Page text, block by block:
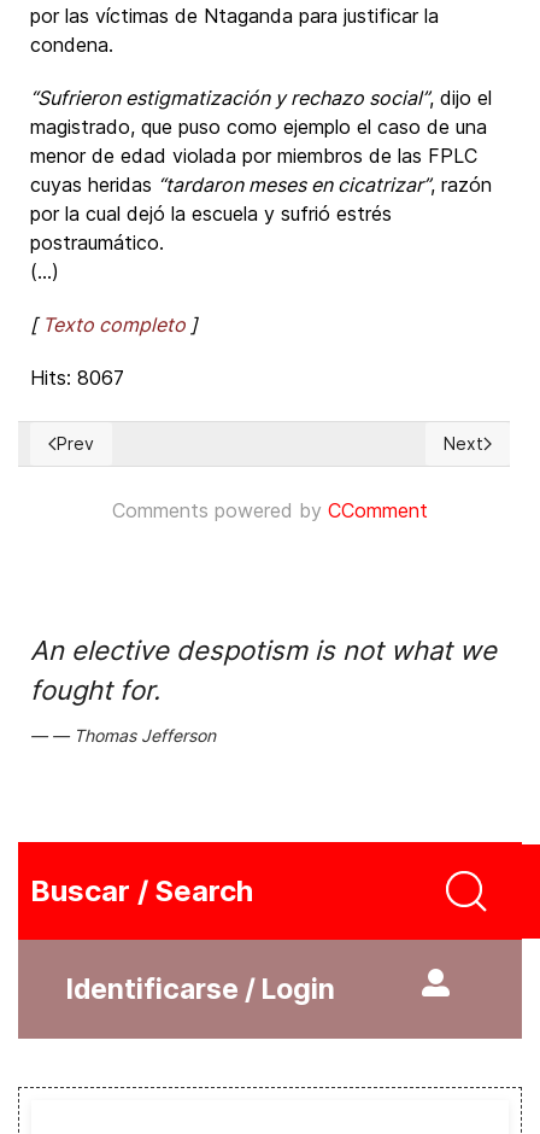
por las víctimas de Ntaganda para justificar la
condena.
“Sufrieron estigmatización y rechazo social”, dijo el
magistrado, que puso como ejemplo el caso de una
menor de edad violada por miembros de las FPLC
cuyas heridas “tardaron meses en cicatrizar”, razón
por la cual dejó la escuela y sufrió estrés
postraumático.
(...)
[ Texto completo ]
Hits: 8067
Previous article: Shameful royal amnesia
Prev Next
Next
Comments powered by CComment
An elective despotism is not what we
fought for.
Thomas Jefferson
Buscar / Search
Identificarse / Login